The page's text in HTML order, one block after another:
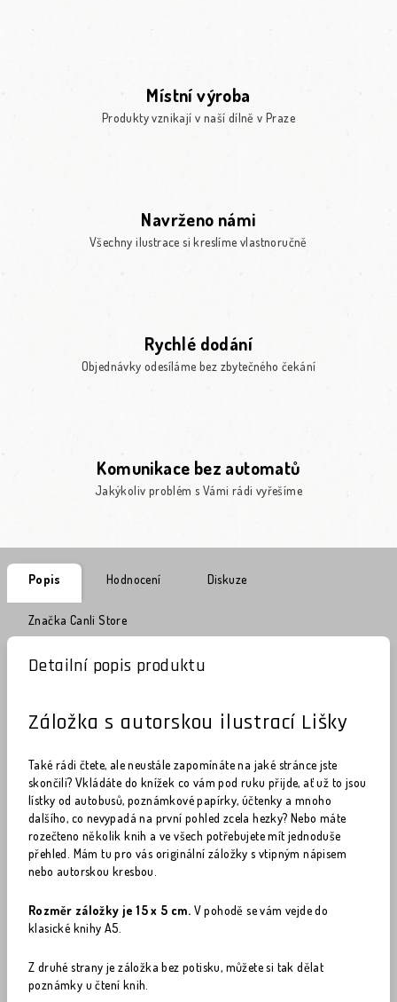
Místní výroba
Produkty vznikají v naší dílně v Praze
Navrženo námi
Všechny ilustrace si kreslíme vlastnoručně
Rychlé dodání
Objednávky odesíláme bez zbytečného čekání
Komunikace bez automatů
Jakýkoliv problém s Vámi rádi vyřešíme
Popis Hodnocení Diskuze
Značka Canli Store
Detailní popis produktu
Záložka s autorskou ilustrací Lišky
Také rádi čtete, ale neustále zapomínáte na jaké stránce jste
skončili? Vkládáte do knížek co vám pod ruku přijde, ať už to jsou
lístky od autobusů, poznámkové papírky, účtenky a mnoho
dalšího, co nevypadá na první pohled zcela hezky? Nebo máte
rozečteno několik knih a ve všech potřebujete mít jednoduše
přehled. Mám tu pro vás originální záložky s vtipným nápisem
nebo autorskou kresbou.
Rozměr záložky je 15 x 5 cm. V pohodě se vám vejde do
klasické knihy A5.
Z druhé strany je záložka bez potisku, můžete si tak dělat
poznámky u čtení knih.